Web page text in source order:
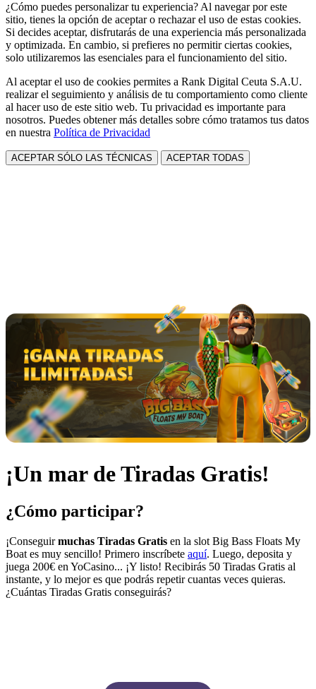
¿Cómo puedes personalizar tu experiencia? Al navegar por este
sitio, tienes la opción de aceptar o rechazar el uso de estas cookies.
Si decides aceptar, disfrutarás de una experiencia más personalizada
y optimizada. En cambio, si prefieres no permitir ciertas cookies,
solo utilizaremos las esenciales para el funcionamiento del sitio.
Al aceptar el uso de cookies permites a Rank Digital Ceuta S.A.U.
realizar el seguimiento y análisis de tu comportamiento como cliente
al hacer uso de este sitio web. Tu privacidad es importante para
nosotros. Puedes obtener más detalles sobre cómo tratamos tus datos
en nuestra Política de Privacidad
ACEPTAR SÓLO LAS TÉCNICAS ACEPTAR TODAS
¡Un mar de Tiradas Gratis!
¿Cómo participar?
¡Conseguirmuchas Tiradas Gratis en la slot Big Bass Floats My
Boat es muy sencillo! Primero inscríbete aquí. Luego, deposita y
juega 200€ en YoCasino... ¡Y listo! Recibirás 50 Tiradas Gratis al
instante, y lo mejor es que podrás repetir cuantas veces quieras.
¿Cuántas Tiradas Gratis conseguirás?